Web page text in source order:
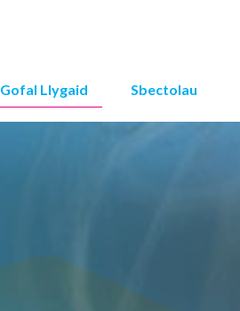
Gofal Llygaid Sbectolau